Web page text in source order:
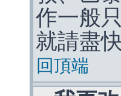
作一般
就請盡
回頂端